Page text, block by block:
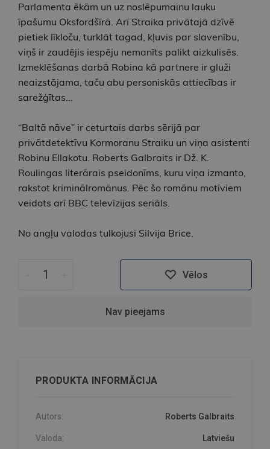
Parlamenta ēkām un uz noslēpumainu lauku
īpašumu Oksfordšīrā. Arī Straika privātajā dzīvē
pietiek līkloču, turklāt tagad, kļuvis par slavenību,
viņš ir zaudējis iespēju nemanīts palikt aizkulisēs.
Izmeklēšanas darbā Robina kā partnere ir gluži
neaizstājama, taču abu personiskās attiecības ir
sarežģītas...
“Baltā nāve” ir ceturtais darbs sērijā par
privātdetektīvu Kormoranu Straiku un viņa asistenti
Robinu Ellakotu. Roberts Galbraits ir Dž. K.
Roulingas literārais pseidonīms, kuru viņa izmanto,
rakstot kriminālromānus. Pēc šo romānu motīviem
veidots arī BBC televīzijas seriāls.
No angļu valodas tulkojusi Silvija Brice.
Vēlos
Nav pieejams
PRODUKTA INFORMĀCIJA
Autors: Roberts Galbraits
Valoda: Latviešu